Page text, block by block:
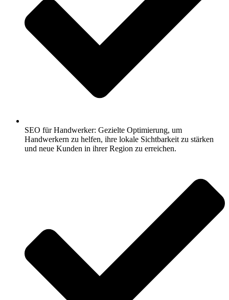
SEO für Handwerker: Gezielte Optimierung, um
Handwerkern zu helfen, ihre lokale Sichtbarkeit zu stärken
und neue Kunden in ihrer Region zu erreichen.